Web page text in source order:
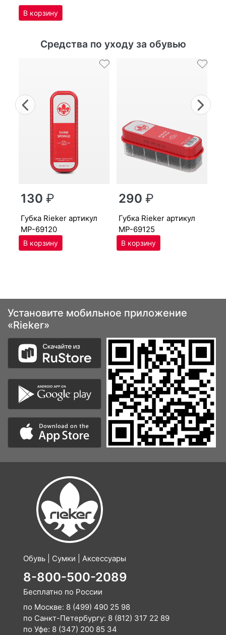
Средства по уходу за обувью
Previous
130₽
губ­ка Ri­eker артикул
MP-69120
290₽
губ­ка Ri­eker артикул
MP-69125
Установите мобильное приложение
«Rieker»
Обувь | Сумки | Аксессуары
8-800-500-2089
Бесплатно по России
по Москве: 8 (499) 490 25 98
по Санкт-Петербургу: 8 (812) 317 22 89
по Уфе: 8 (347) 200 85 34